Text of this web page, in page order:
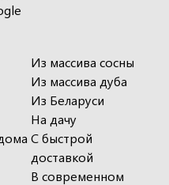
Из массива сосны
Из массива дуба
Из Беларуси
На дачу
С быстрой
доставкой
В современном